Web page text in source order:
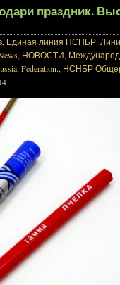
праздник.
, Единая линия НСНБР.
, НОВОСТИ,
Federation., НСНБР